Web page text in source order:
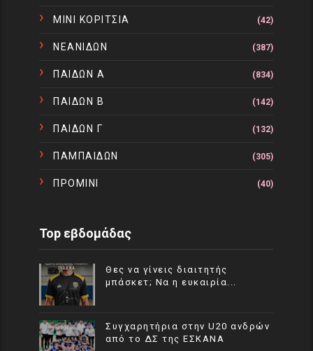
ΜΙΝΙ ΚΟΡΙΤΣΙΑ (42)
ΝΕΑΝΙΔΩΝ (387)
ΠΑΙΔΩΝ Α (834)
ΠΑΙΔΩΝ Β (142)
ΠΑΙΔΩΝ Γ (132)
ΠΑΜΠΑΙΔΩΝ (305)
ΠΡΟΜΙΝΙ (40)
Top εβδομάδας
Θες να γίνεις διαιτητής
μπάσκετ; Να η ευκαιρία...
Συγχαρητήρια στην U20 ανδρών
από το ΔΣ της ΕΣΚΑΝΑ